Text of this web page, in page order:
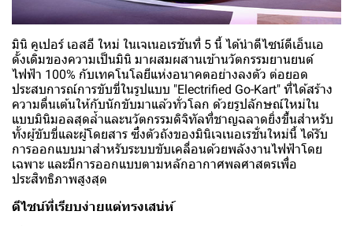
มินิ คูเปอร์ เอสอี ใหม่ ในเจเนอเรชันที่ 5 นี้ ได้นำดีไซน์ดีเอ็นเอ
ดั้งเดิมของความเป็นมินิ มาผสมผสานเข้านวัตกรรมยานยนต์
ไฟฟ้า 100% กับเทคโนโลยีแห่งอนาคตอย่างลงตัว ต่อยอด
ประสบการณ์การขับขี่ในรูปแบบ "Electrified Go-Kart" ที่ได้สร้าง
ความตื่นเต้นให้กับนักขับมาแล้วทั่วโลก ด้วยรูปลักษณ์ใหม่ใน
แบบมินิมอลสุดล้ำและนวัตกรรมดิจิทัลที่ชาญฉลาดยิ่งขึ้นสำหรับ
ทั้งผู้ขับขี่และผู้โดยสาร ซึ่งตัวถังของมินิเจเนอเรชั่นใหม่นี้ ได้รับ
การออกแบบมาสำหรับระบบขับเคลื่อนด้วยพลังงานไฟฟ้าโดย
เฉพาะ และมีการออกแบบตามหลักอากาศพลศาสตรเพื่อ
ประสิทธิภาพสูงสุด
ดีไซน์ที่เรียบง่ายแต่ทรงเสน่ห์